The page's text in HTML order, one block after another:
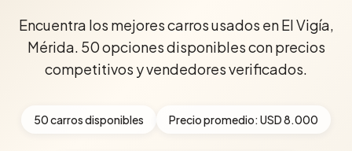
Encuentra los mejores carros usados en El Vigía,
Mérida. 50 opciones disponibles con precios
competitivos y vendedores verificados.
50carros disponibles Precio promedio: USD 8.000